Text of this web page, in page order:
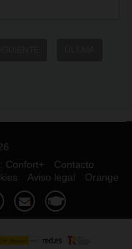
Confort+
Contacto
Aviso legal Orange